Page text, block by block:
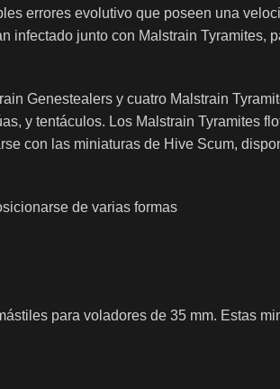
errores evolutivo que poseen una
infectado junto con Malstrain Tyramites,
Genestealers y cuatro Malstrain
y tentáculos. Los Malstrain Tyramites
con las miniaturas de Hive Scum,
de varias formas
para voladores de 35 mm. Estas